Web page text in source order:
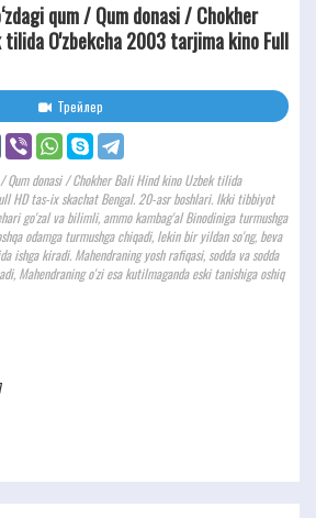
qum / Qum donasi / Chokher
tilida O'zbekcha 2003 tarjima kino Full
Трейлер
Qum donasi / Chokher Bali Hind kino Uzbek tilida
HD tas-ix skachat Bengal. 20-asr boshlari. Ikki tibbiyot
go'zal va bilimli, ammo kambag'al Binodiniga turmushga
odamga turmushga chiqadi, lekin bir yildan so'ng, beva
ishga kiradi. Mahendraning yosh rafiqasi, sodda va sodda
Mahendraning o'zi esa kutilmaganda eski tanishiga oshiq